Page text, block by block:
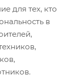
для тех, кто
в